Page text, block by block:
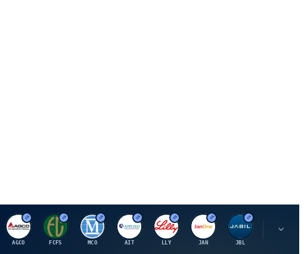
A
AGCO
F
FCFS
M
MCO
A
AIT
E
LLY
J
JAN
J
JBL
P